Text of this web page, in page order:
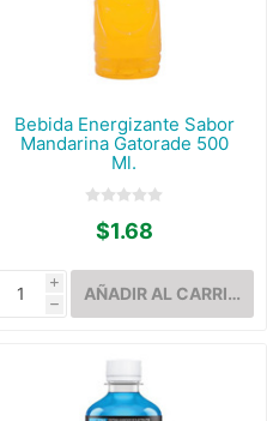
Bebida Energizante Sabor
Mandarina Gatorade 500
Ml.
$1.68
i
h